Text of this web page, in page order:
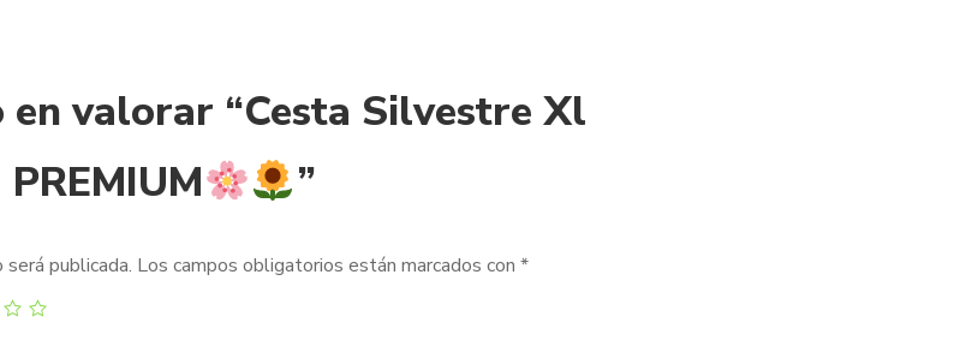
valorar “Cesta Silvestre Xl
PREMIUM
”
publicada. Los campos obligatorios están marcados con *